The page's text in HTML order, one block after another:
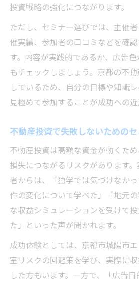
投資戦略の強化につながります。
ただし、セミナー選びでは、主催
催実績、参加者の口コミなどを確
す。内容が実践的であるか、広告
もチェックしましょう。京都の不
しているため、自分の目標や知識
見極めて参加することが成功への近
不動産投資で失敗しないための
不動産投資は高額な資金が動くた
損失につながるリスクがあります
者からは、「独学では気づけなか
件の変化について学べた」「地元
な収益シミュレーションを受けて
た」といった声が聞かれます。
成功体験としては、京都市城陽市
室リスクの回避策を学び、実際に
した方もいます。一方で、「広告